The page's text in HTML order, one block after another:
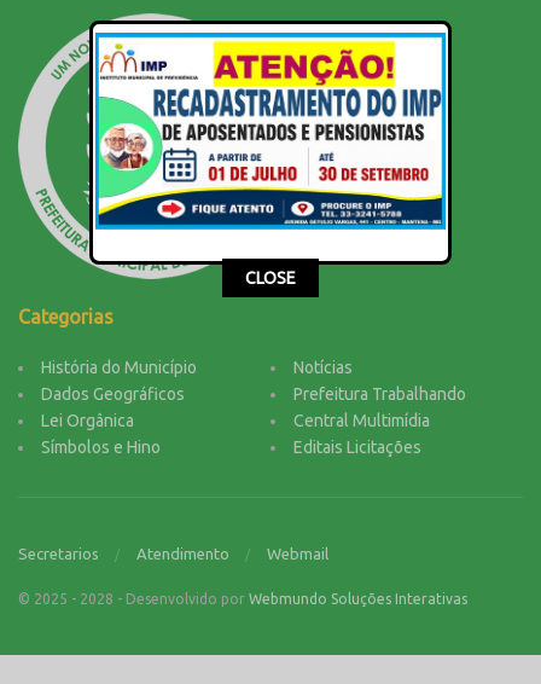
Categorias
História do Município
Dados Geográficos
Lei Orgânica
Símbolos e Hino
Notícias
Prefeitura Trabalhando
Central Multimídia
Editais Licitações
Secretarios Atendimento Webmail
© 2025 - 2028 - Desenvolvido por Webmundo Soluções Interativas
This popup will close in:
CLOSE